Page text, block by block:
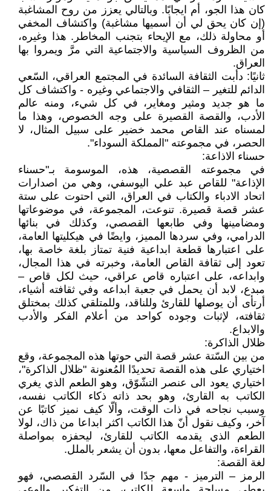
كان هذا الجو، أم ايجابًا. وبالتالي يعزز من روح المشاغبة
(إن كان يحق لي أن أسميها مشاغبة) واكتشاف المخفي
أو محاولة ذلك، مع الإيحاء بتجنب المخاطر. هذا وغيره،
من الظروف السياسية والاجتماعية التي مرَّ ويمروا بها
العراق.
ثانيًا: دأبت الثقافة السائدة في المجتمع العراقي، السّعي
الدائم للتغير – الثقافي والاجتماعي وغيره - واكتشاف كل
ما هو جديد ومثير ومغاير، في كل شيء، ومنه عالم
الأدب، والقصة القصيرة على وجه الخصوص، وهذا ما
لمسناه عند القاص محمد خضير على سبيل المثال، لا
الحصر، في مجموعته "المملكة السوداء".
حسناء الاذاعة:
في مجموعته القصصية، هذه، الموسومة بـ"حسناء
الإذاعة" للقاص عبد علي اليوسفي، وهي من اصدارات
اتحاد الادباء والكتاب في العراق، التي احتوت على ستة
عشر قصة قصيرة. تنوعت، المجموعة، في موضوعاتها
ومضامينها وفي طابعها القصصي، وكذلك في بنائها
الدرامي، وفي سردها المميز، وايضًا في هيكليتها العامة،
على اعتبارها قطعة ابداعية فنية تمتاز بلغة خاصة بها،
تعود إلى ثقافة القاص العامة، وخبرته في هذا المجال،
وابداعه، على اعتباره قاص عراقي، حيث لكل قاص –
مبدع، لابد أن يحمل في جعبة ابداعه وفي ثقافته أشياء،
أرتأى أن يوصلها للقارئ وللناقد، وللمتلقي كذلك بمختلق
ثقافته، لإثبات وجوده كواحد من أعلام الفكر والأدب
والابداع.
ظلال الذاكرة:
من بين السّتة عشر قصة التي حوتها هذه المجموعة، وقع
اختياري على هذه القصة تحديدًا المُعنونة "ظلال الذاكرة"،
اختياري يعود الى عنصر التشّوّق، وهو الطعم الذي يغري
الكاتب به القارئ، وهو بحد ذاته ذكاء الكاتب نفسه،
وسبب نجاحه في ذات الوقت، وألّا كيف نميز كاتبًا عن
آخر، وكيف نقول أنّ هذا الكاتب اكثر ابداعا من ذاك، لولا
الطعم الذي يقدمه الكاتب للقارئ، ليحفزه بمواصلة
القراءة، والتفاعل معها، بدون أن يشعر بالملل.
لغة القصة:
الرمز – الترميز - مهم جدًا في السّرد القصصي، فهو